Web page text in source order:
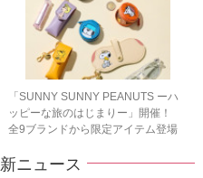
「SUNNY SUNNY PEANUTS ーハ
ッピーな旅のはじまりー」開催！
全9ブランドから限定アイテム登場
ニュース